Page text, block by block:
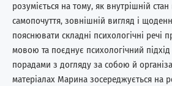
розуміється на тому, як внутрішній
самопочуття, зовнішній вигляд і
пояснювати складні психологічні речі
мовою та поєднує психологічний
порадами з догляду за собою й
матеріалах Марина зосереджується на